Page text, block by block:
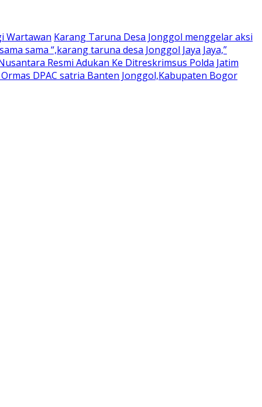
Wartawan Karang Taruna Desa Jonggol menggelar aksi
sama “,karang taruna desa Jonggol Jaya Jaya,”
Resmi Adukan Ke Ditreskrimsus Polda Jatim
DPAC satria Banten Jonggol,Kabupaten Bogor